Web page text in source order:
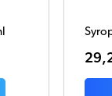
250ml